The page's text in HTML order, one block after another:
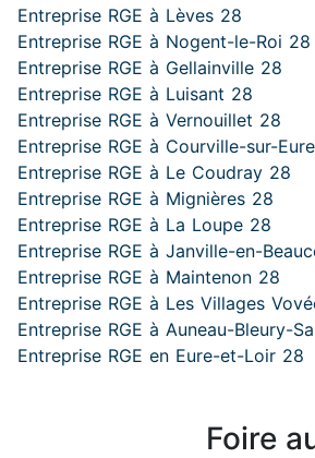
Entreprise RGE à Lèves 28
Entreprise RGE à Nogent-le-Roi 28
Entreprise RGE à Gellainville 28
Entreprise RGE à Luisant 28
Entreprise RGE à Vernouillet 28
Entreprise RGE à Courville-sur-
Entreprise RGE à Le Coudray 28
Entreprise RGE à Mignières 28
Entreprise RGE à La Loupe 28
Entreprise RGE à Janville-en-
Entreprise RGE à Maintenon 28
Entreprise RGE à Les Villages
Entreprise RGE à Auneau-Bleury-
Entreprise RGE en Eure-et-Loir 28
Foire